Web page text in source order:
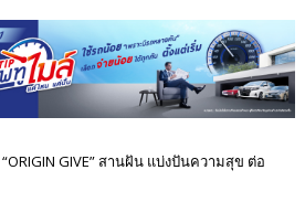
“ORIGIN GIVE” สานฝัน แบ่งปันความสุข ต่อ